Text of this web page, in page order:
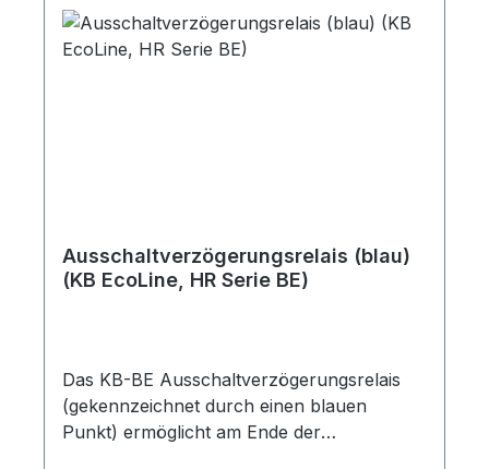
Ausschaltverzögerungsrelais (blau)
(KB EcoLine, HR Serie BE)
Das KB-BE Ausschaltverzögerungsrelais
(gekennzeichnet durch einen blauen
Punkt) ermöglicht am Ende der